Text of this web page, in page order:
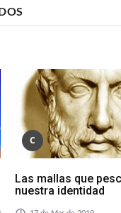
C
Las mallas que
nuestra identidad